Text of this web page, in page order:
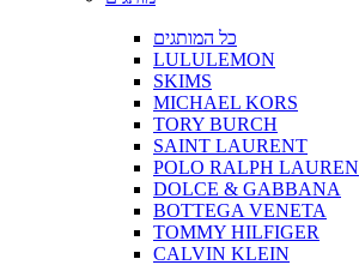
כל המותגים
LULULEMON
SKIMS
MICHAEL KORS
TORY BURCH
SAINT LAURENT
POLO RALPH LAUREN
DOLCE & GABBANA
BOTTEGA VENETA
TOMMY HILFIGER
CALVIN KLEIN